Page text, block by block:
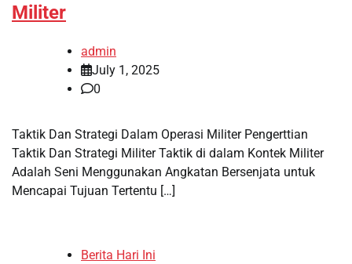
Militer
admin
July 1, 2025
0
Taktik Dan Strategi Dalam Operasi Militer Pengerttian
Taktik Dan Strategi Militer Taktik di dalam Kontek Militer
Adalah Seni Menggunakan Angkatan Bersenjata untuk
Mencapai Tujuan Tertentu […]
Berita Hari Ini